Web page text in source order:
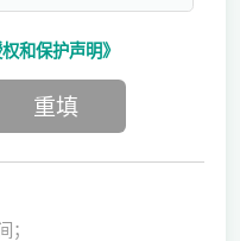
和保护声明》
；